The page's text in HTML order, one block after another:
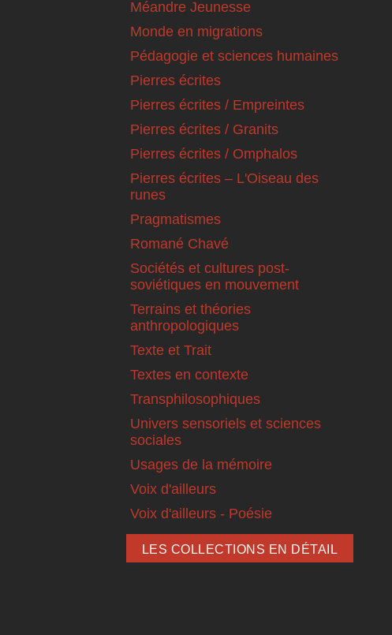
Méandre Jeunesse
Monde en migrations
Pédagogie et sciences humaines
Pierres écrites
Pierres écrites / Empreintes
Pierres écrites / Granits
Pierres écrites / Omphalos
Pierres écrites – L'Oiseau des
runes
Pragmatismes
Romané Chavé
Sociétés et cultures post-
soviétiques en mouvement
Terrains et théories
anthropologiques
Texte et Trait
Textes en contexte
Transphilosophiques
Univers sensoriels et sciences
sociales
Usages de la mémoire
Voix d'ailleurs
Voix d'ailleurs - Poésie
LES COLLECTIONS EN DÉTAIL